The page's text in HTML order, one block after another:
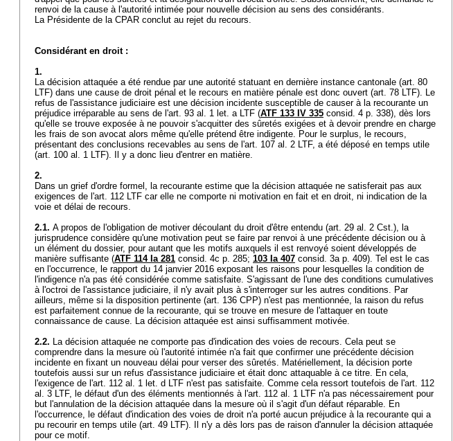
renvoi de la cause à l'autorité intimée pour nouvelle décision au sens des considérants.
La Présidente de la CPAR conclut au rejet du recours.
Considérant en droit :
1.
La décision attaquée a été rendue par une autorité statuant en dernière instance cantonale (art. 80
LTF) dans une cause de droit pénal et le recours en matière pénale est donc ouvert (art. 78 LTF). Le
refus de l'assistance judiciaire est une décision incidente susceptible de causer à la recourante un
préjudice irréparable au sens de l'art. 93 al. 1 let. a LTF (ATF 133 IV 335 consid. 4 p. 338), dès lors
qu'elle se trouve exposée à ne pouvoir s'acquitter des sûretés exigées et à devoir prendre en charge
les frais de son avocat alors même qu'elle prétend être indigente. Pour le surplus, le recours,
présentant des conclusions recevables au sens de l'art. 107 al. 2 LTF, a été déposé en temps utile
(art. 100 al. 1 LTF). Il y a donc lieu d'entrer en matière.
2.
Dans un grief d'ordre formel, la recourante estime que la décision attaquée ne satisferait pas aux
exigences de l'art. 112 LTF car elle ne comporte ni motivation en fait et en droit, ni indication de la
voie et délai de recours.
2.1. A propos de l'obligation de motiver découlant du droit d'être entendu (art. 29 al. 2 Cst.), la
jurisprudence considère qu'une motivation peut se faire par renvoi à une précédente décision ou à
un élément du dossier, pour autant que les motifs auxquels il est renvoyé soient développés de
manière suffisante (ATF 114 Ia 281 consid. 4c p. 285; 103 Ia 407 consid. 3a p. 409). Tel est le cas
en l'occurrence, le rapport du 14 janvier 2016 exposant les raisons pour lesquelles la condition de
l'indigence n'a pas été considérée comme satisfaite. S'agissant de l'une des conditions cumulatives
à l'octroi de l'assistance judiciaire, il n'y avait plus à s'interroger sur les autres conditions. Par
ailleurs, même si la disposition pertinente (art. 136 CPP) n'est pas mentionnée, la raison du refus
est parfaitement connue de la recourante, qui se trouve en mesure de l'attaquer en toute
connaissance de cause. La décision attaquée est ainsi suffisamment motivée.
2.2. La décision attaquée ne comporte pas d'indication des voies de recours. Cela peut se
comprendre dans la mesure où l'autorité intimée n'a fait que confirmer une précédente décision
incidente en fixant un nouveau délai pour verser des sûretés. Matériellement, la décision porte
toutefois aussi sur un refus d'assistance judiciaire et était donc attaquable à ce titre. En cela,
l'exigence de l'art. 112 al. 1 let. d LTF n'est pas satisfaite. Comme cela ressort toutefois de l'art. 112
al. 3 LTF, le défaut d'un des éléments mentionnés à l'art. 112 al. 1 LTF n'a pas nécessairement pour
but l'annulation de la décision attaquée dans la mesure où il s'agit d'un défaut réparable. En
l'occurrence, le défaut d'indication des voies de droit n'a porté aucun préjudice à la recourante qui a
pu recourir en temps utile (art. 49 LTF). Il n'y a dès lors pas de raison d'annuler la décision attaquée
pour ce motif.